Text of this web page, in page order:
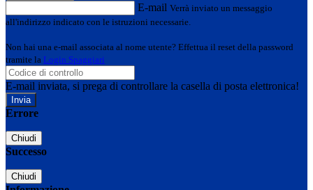
E-mail Verrà inviato un messaggio
all'indirizzo indicato con le istruzioni necessarie.
Non hai una e-mail associata al nome utente? Effettua il reset della password
tramite la Login Spaggiari
E-mail inviata, si prega di controllare la casella di posta elettronica!
Errore
Chiudi
Successo
Chiudi